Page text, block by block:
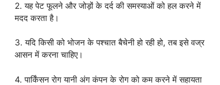
2. यह पेट फूलने और जोड़ों के दर्द की समस्याओं को हल करने में
मदद करता है।
3. यदि किसी को भोजन के पश्चात बैचेनी हो रही हो, तब इसे वज्र
आसन में करना चाहिए।
4. पार्किंसन रोग यानी अंग कंपन के रोग को कम करने में सहायता